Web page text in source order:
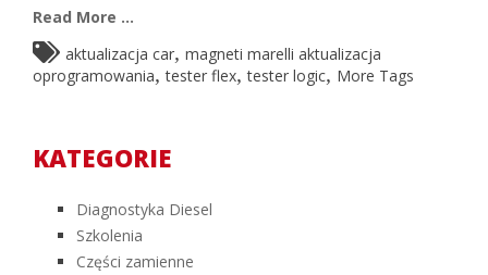
Read More ...
aktualizacja car magneti marelli aktualizacja
oprogramowania ,tester flex ,tester logic More Tags
KATEGORIE
Diagnostyka Diesel
Szkolenia
Części zamienne